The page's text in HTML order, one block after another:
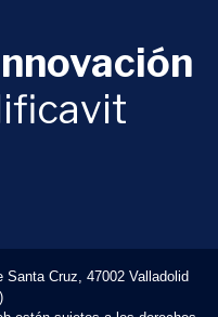
Cruz, 47002 Valladolid